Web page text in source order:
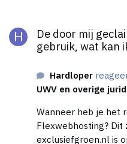
De door mij
gebruik, wat kan
Hardloper
UWV en overige
Wanneer heb je het
Flexwebhosting? Dit zou niet mogen voorkomen.
exclusiefgroen.nl is